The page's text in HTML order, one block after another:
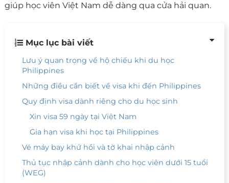
giúp học viên Việt Nam dễ dàng qua cửa hải quan.
Mục lục bài viết
Lưu ý quan trọng về hộ chiếu khi du học
Philippines
Những điều cần biết về visa khi đến Philippines
Quy định visa dành riêng cho du học sinh
Xin visa 59 ngày tại Việt Nam
Gia hạn visa khi học tại Philippines
Vé máy bay khứ hồi và tờ khai nhập cảnh
Thủ tục nhập cảnh dành cho học viên dưới 15 tuổi
(WEG)